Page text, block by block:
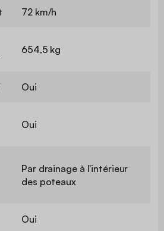
72 km/h
654,5 kg
Oui
Oui
Par drainage à l'intérieur
des poteaux
Oui